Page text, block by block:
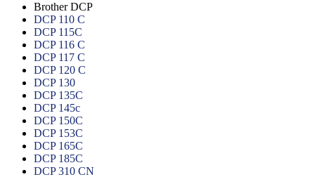
Brother DCP
DCP 110 C
DCP 115C
DCP 116 C
DCP 117 C
DCP 120 C
DCP 130
DCP 135C
DCP 145c
DCP 150C
DCP 153C
DCP 165C
DCP 185C
DCP 310 CN